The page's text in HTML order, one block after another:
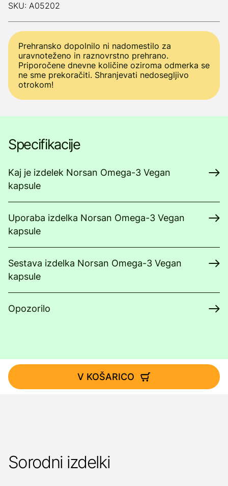
SKU: A05202
Prehransko dopolnilo ni nadomestilo za
uravnoteženo in raznovrstno prehrano.
Priporočene dnevne količine oziroma odmerka se
ne sme prekoračiti. Shranjevati nedosegljivo
otrokom!
Specifikacije
Kaj je izdelek Norsan Omega-3 Vegan
kapsule
Uporaba izdelka Norsan Omega-3 Vegan
kapsule
Sestava izdelka Norsan Omega-3 Vegan
kapsule
Opozorilo
V KOŠARICO
Sorodni izdelki